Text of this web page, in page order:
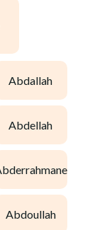
abdallah
abdellah
abderrahmane
abdoullah